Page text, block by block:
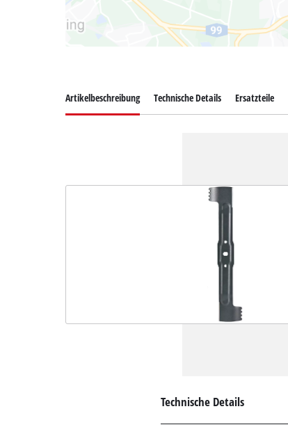
Artikelbeschreibung Technische Details Ersatzteile
Technische Details